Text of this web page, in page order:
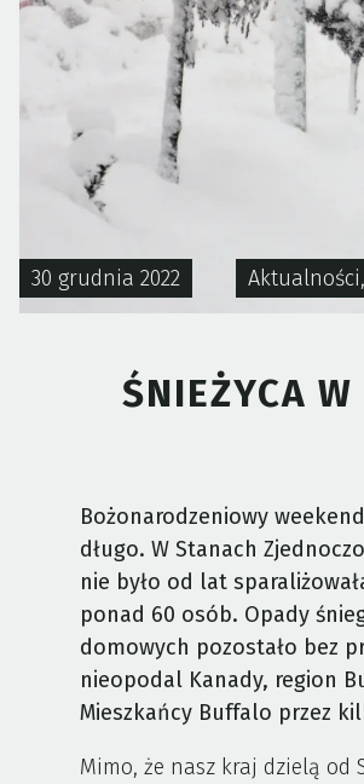
30 grudnia 2022 Aktualności,
ŚNIEŻYCA
Bożonarodzeniowy
długo. W Stanach
nie było od lat
ponad 60 osób. Opady
domowych pozostało bez
nieopodal Kanady, region
Mieszkańcy Buffalo przez
Mimo, że nasz kraj dzielą od